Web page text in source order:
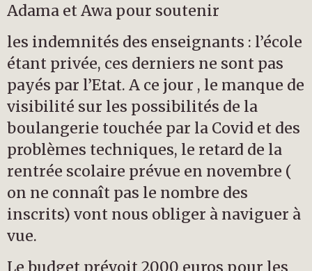
Adama et Awa pour soutenir
les indemnités des enseignants : l’école
étant privée, ces derniers ne sont pas
payés par l’Etat. A ce jour , le manque de
visibilité sur les possibilités de la
boulangerie touchée par la Covid et des
problèmes techniques, le retard de la
rentrée scolaire prévue en novembre (
on ne connaît pas le nombre des
inscrits) vont nous obliger à naviguer à
vue.
Le budget prévoit 2000 euros pour les